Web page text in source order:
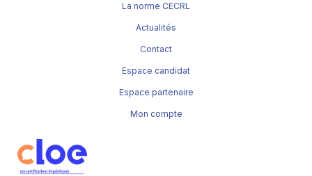
La norme CECRL
Actualités
Contact
Espace candidat
Espace partenaire
Mon compte